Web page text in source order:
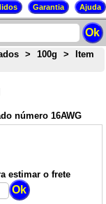
> 100g >
Item
número 16AWG
estimar o frete